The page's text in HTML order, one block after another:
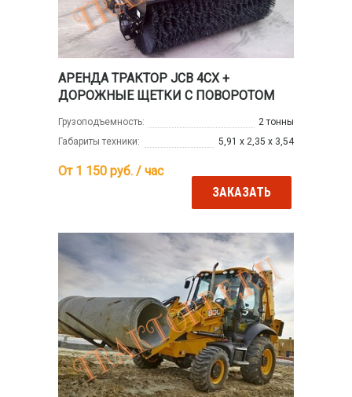
АРЕНДА ТРАКТОР JCB 4CX +
ДОРОЖНЫЕ ЩЕТКИ С ПОВОРОТОМ
Грузоподъемность:
2 тонны
Габариты техники:
5,91 х 2,35 х 3,54
От 1 150 руб. / час
ЗАКАЗАТЬ